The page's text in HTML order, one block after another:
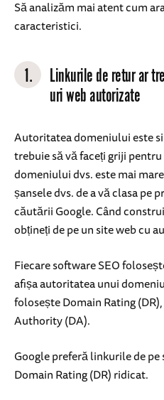
Să analizăm mai atent cum
caracteristici.
1.
Linkurile de retur ar
uri web autorizate
Autoritatea domeniului este
trebuie să vă faceți griji
domeniului dvs. este mai
șansele dvs. de a vă clasa pe
căutării Google. Când
obțineți de pe un site web cu
Fiecare software SEO
afișa autoritatea unui
folosește Domain Rating
Authority (DA).
Google preferă linkurile de pe
Domain Rating (DR) ridicat.